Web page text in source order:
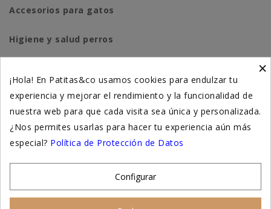
Accesorios para gatos
Higiene y salud perros
Suplementación natural
Otros
×
¡Hola! En Patitas&co usamos cookies para endulzar tu
experiencia y mejorar el rendimiento y la funcionalidad de
nuestra web para que cada visita sea única y personalizada.
¿Nos permites usarlas para hacer tu experiencia aún más
especial? Política de Protección de Datos
Configurar